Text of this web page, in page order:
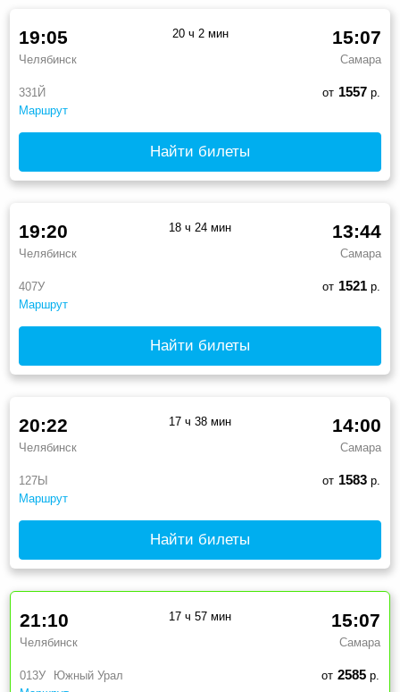
331Й
Маршрут
19:05
Челябинск
15:07
Самара
20 ч 2 мин
от 1557р.
Найти билеты
407У
Маршрут
19:20
Челябинск
13:44
Самара
18 ч 24 мин
от 1521р.
Найти билеты
127Ы
Маршрут
20:22
Челябинск
14:00
Самара
17 ч 38 мин
от 1583р.
Найти билеты
013У
Южный Урал
21:10
Челябинск
15:07
Самара
17 ч 57 мин
от 2585р.